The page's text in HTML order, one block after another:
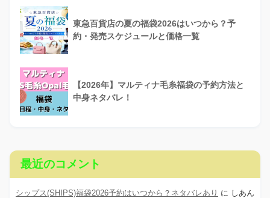
東急百貨店の夏の福袋2026はいつから？予
約・発売スケジュールと価格一覧
【2026年】マルティナ毛糸福袋の予約方法と
中身ネタバレ！
最近のコメント
シップス(SHIPS)福袋2026予約はいつから？ネタバレあり に しあん